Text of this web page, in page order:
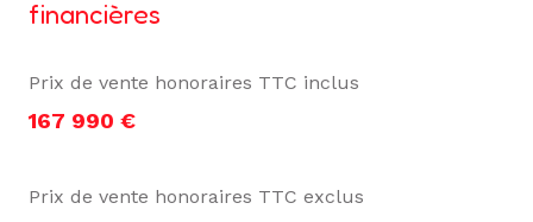
financières
Prix de vente honoraires TTC inclus
167 990 €
Prix de vente honoraires TTC exclus